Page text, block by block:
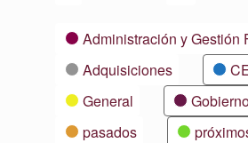
CategoríasAdministración y Gestión
Adquisiciones
General
pasados